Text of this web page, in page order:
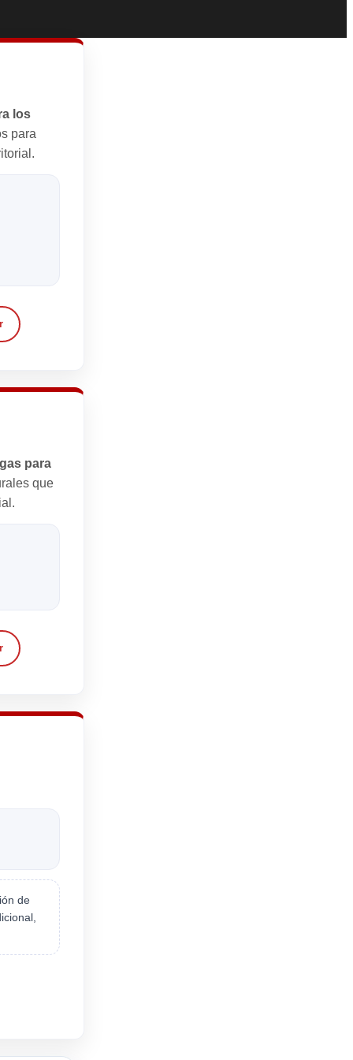
los
para
para
que
de